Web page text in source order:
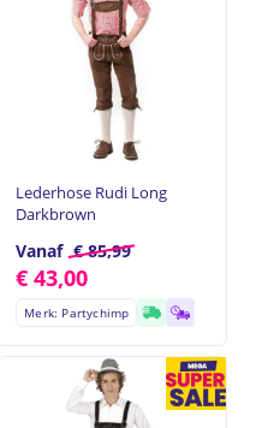
Lederhose Rudi Long
Darkbrown
Vanaf €85,99
€43,00
Merk: Partychimp